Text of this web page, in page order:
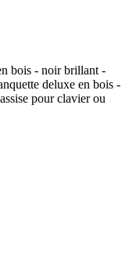
bois - noir brillant -
deluxe en bois -
pour clavier ou